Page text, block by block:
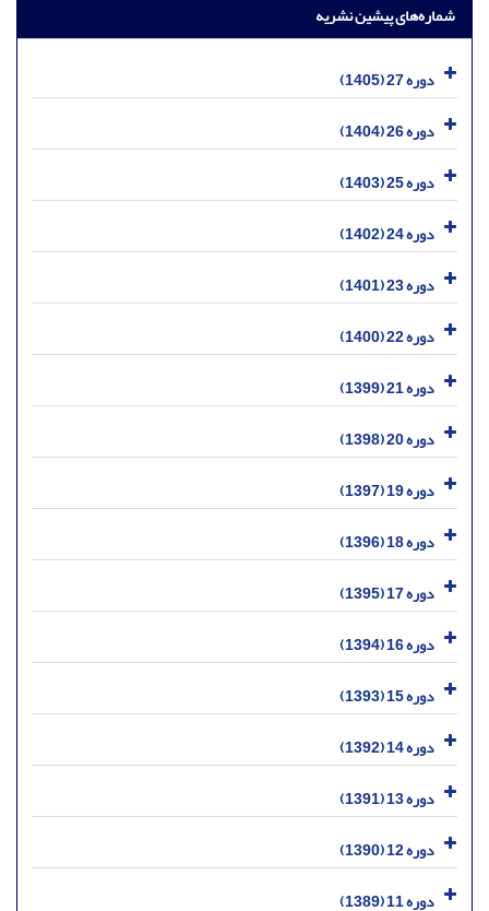
شماره‌های پیشین نشریه
دوره 27 (1405)
دوره 26 (1404)
دوره 25 (1403)
دوره 24 (1402)
دوره 23 (1401)
دوره 22 (1400)
دوره 21 (1399)
دوره 20 (1398)
دوره 19 (1397)
دوره 18 (1396)
دوره 17 (1395)
دوره 16 (1394)
دوره 15 (1393)
دوره 14 (1392)
دوره 13 (1391)
دوره 12 (1390)
دوره 11 (1389)